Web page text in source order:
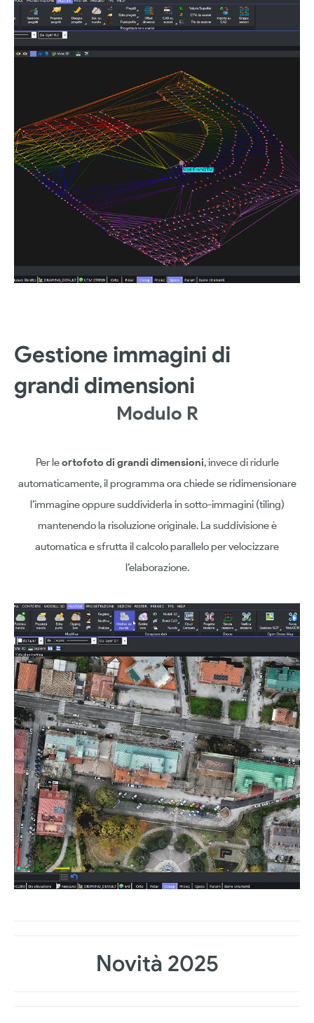
Gestione immagini di
grandi dimensioni
Modulo R
Per leortofoto di grandi dimensioni, invece di ridurle
automaticamente, il programma ora chiede se ridimensionare
l’immagine oppure suddividerla in sotto-immagini (tiling)
mantenendo la risoluzione originale. La suddivisione è
automatica e sfrutta il calcolo parallelo per velocizzare
l’elaborazione.
Novità 2025